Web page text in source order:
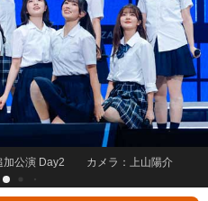
加公演 Day2 カメラ：上山陽介